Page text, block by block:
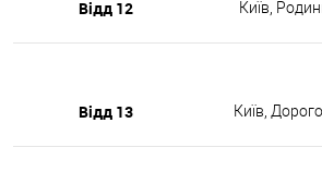
Відд 12 Київ,
Відд 13 Київ,